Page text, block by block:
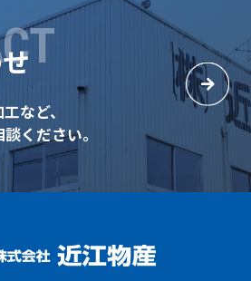
など、
ください。